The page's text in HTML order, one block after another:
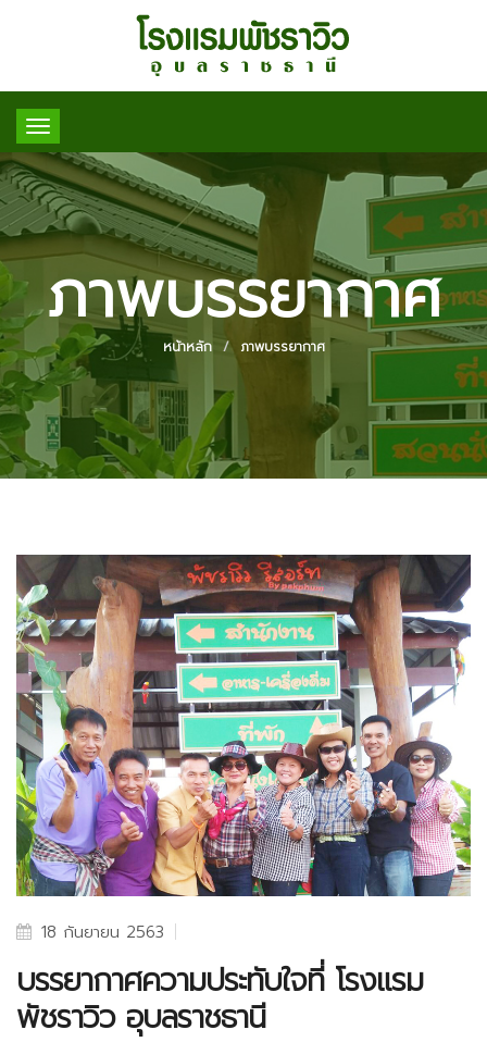
Toggle
navigation
ภาพบรรยากาศ
หน้าหลัก ภาพบรรยากาศ
18 กันยายน 2563
บรรยากาศความประทับใจที่ โรงแรม
พัชราวิว อุบลราชธานี